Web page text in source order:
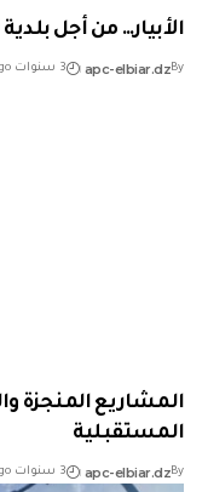
الأبيار… من أجل
By
apc-elbiar.dz 3 سنوات ago
المشاريع المنجزة
المستقبلية
By
apc-elbiar.dz 3 سنوات ago